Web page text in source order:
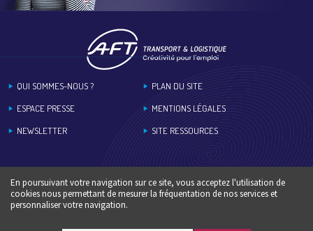
QUI SOMMES-NOUS ?
ESPACE PRESSE
NEWSLETTER
PLAN DU SITE
MENTIONS LÉGALES
SITE RESSOURCES
En poursuivant votre navigation sur ce site, vous acceptez l'utilisation de
cookies nous permettant de mesurer la fréquentation de nos services et
personnaliser votre navigation.